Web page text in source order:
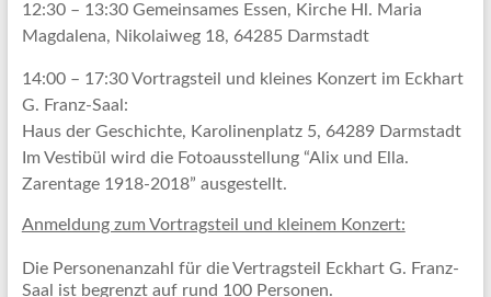
12:30 – 13:30 Gemeinsames Essen, Kirche Hl. Maria
Magdalena, Nikolaiweg 18, 64285 Darmstadt
14:00 – 17:30 Vortragsteil und kleines Konzert im Eckhart
G. Franz-Saal:
Haus der Geschichte, Karolinenplatz 5, 64289 Darmstadt
Im Vestibül wird die Fotoausstellung “Alix und Ella.
Zarentage 1918-2018” ausgestellt.
Anmeldung zum Vortragsteil und kleinem Konzert:
Die Personenanzahl für die Vertragsteil Eckhart G. Franz-
Saal ist begrenzt auf rund 100 Personen.